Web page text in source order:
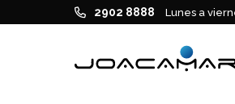
2902 8888 Lunes a